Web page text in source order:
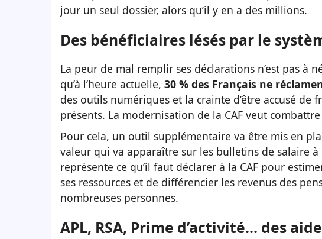
jour un seul dossier, alors qu’il y en a des millions.
Des bénéficiaires lésés par le
La peur de mal remplir ses déclarations n’est pas à
qu’à l’heure actuelle, 30 % des Français ne
des outils numériques et la crainte d’être accusé de
présents. La modernisation de la CAF veut
Pour cela, un outil supplémentaire va être mis en
valeur qui va apparaître sur les bulletins de salaire
représente ce qu’il faut déclarer à la CAF pour
ses ressources et de différencier les revenus des
nombreuses personnes.
APL, RSA, Prime d’activité… des